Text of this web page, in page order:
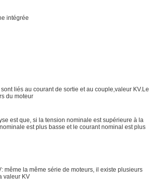
intégrée
liés au courant de sortie et au couple,valeur KV.Le
du moteur
est que, si la tension nominale est supérieure à la
est plus basse et le courant nominal est plus
même la même série de moteurs, il existe plusieurs
valeur KV